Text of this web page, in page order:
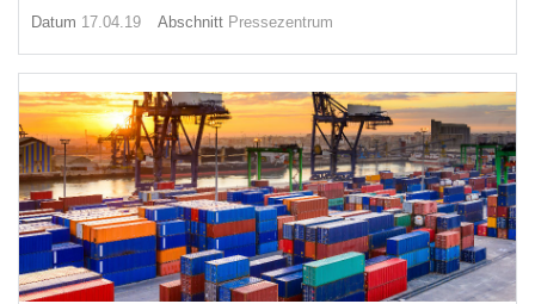
Datum 17.04.19 Abschnitt Pressezentrum